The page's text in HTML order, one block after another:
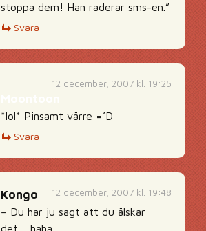
stoppa dem! Han raderar sms-en.”
Svara
12 december, 2007 kl. 19:25
*lol* Pinsamt värre =’D
Svara
12 december, 2007 kl. 19:48
Kongo
– Du har ju sagt att du älskar
det… haha.